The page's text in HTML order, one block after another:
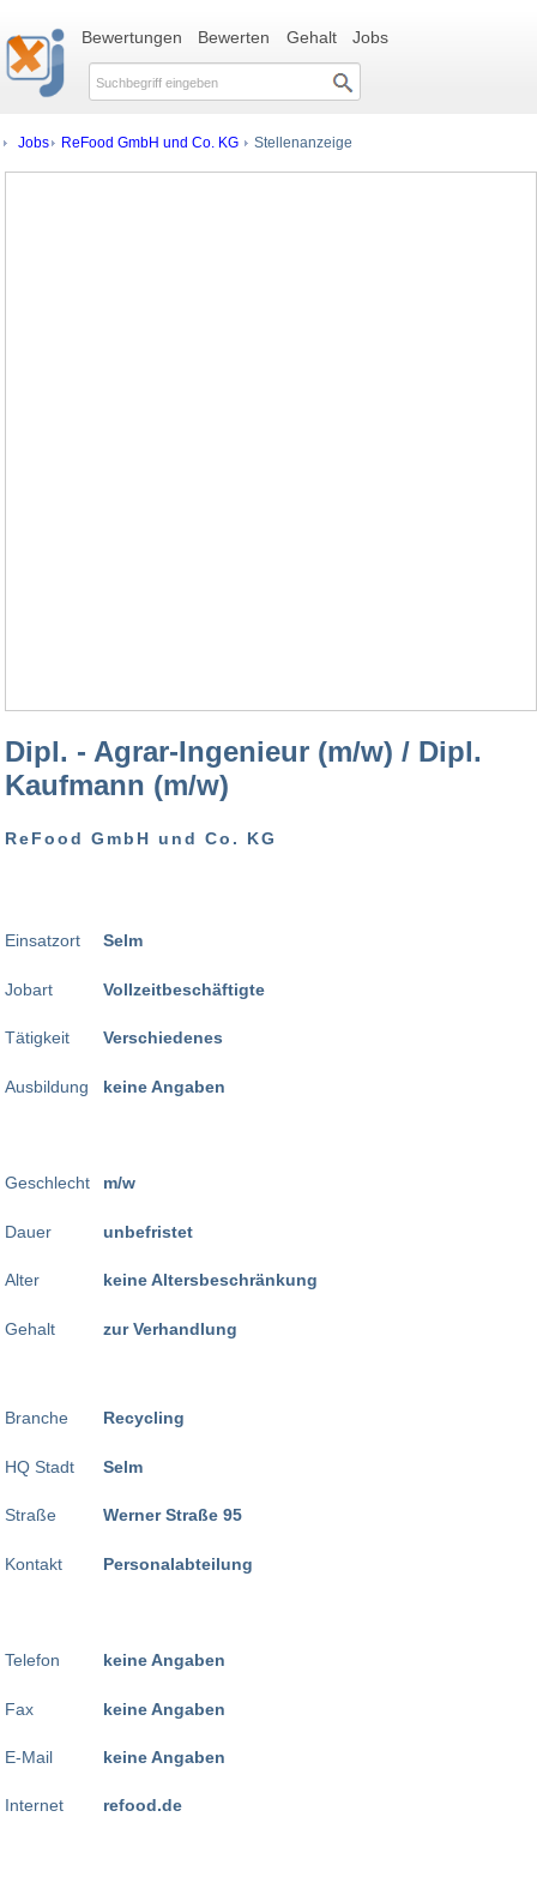
Bewertungen Bewerten Gehalt Jobs
Jobs ReFood GmbH und Co. KG Stellenanzeige
Dipl. - Agrar-Ingenieur (m/w) / Dipl.
Kaufmann (m/w)
ReFood GmbH und Co. KG
Einsatzort
Jobart
Tätigkeit
Ausbildung
Geschlecht
Dauer
Alter
Gehalt
Selm
Vollzeitbeschäftigte
Verschiedenes
keine Angaben
m/w
unbefristet
keine Altersbeschränkung
zur Verhandlung
Branche
HQ Stadt
Straße
Kontakt
Telefon
Fax
E-Mail
Internet
Recycling
Selm
Werner Straße 95
Personalabteilung
keine Angaben
keine Angaben
keine Angaben
refood.de